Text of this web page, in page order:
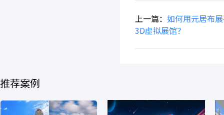
上一篇： 如何用元居布
3D虚拟展馆？
推荐案例